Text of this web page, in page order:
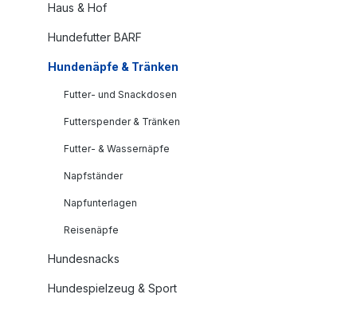
Haus & Hof
Hundefutter BARF
Hundenäpfe & Tränken
Futter- und Snackdosen
Futterspender & Tränken
Futter- & Wassernäpfe
Napfständer
Napfunterlagen
Reisenäpfe
Hundesnacks
Hundespielzeug & Sport